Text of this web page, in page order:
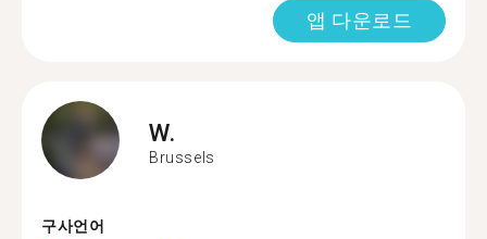
앱 다운로드
W.
Brussels
구사언어